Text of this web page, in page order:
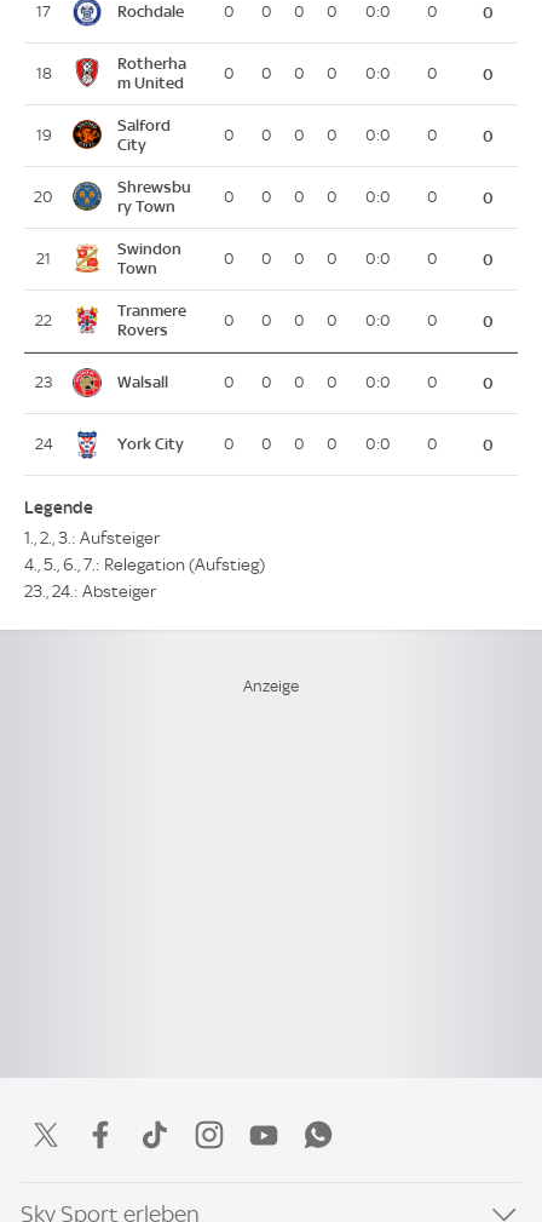
17 Rochdale 0 0 0 0 0:0 0 0
18
Rotherha
m United
0 0 0 0 0:0 0 0
19
Salford
City
0 0 0 0 0:0 0 0
20
Shrewsbu
ry Town
0 0 0 0 0:0 0 0
21
Swindon
Town
0 0 0 0 0:0 0 0
22
Tranmere
Rovers
0 0 0 0 0:0 0 0
23 Walsall 0 0 0 0 0:0 0 0
24 York City 0 0 0 0 0:0 0 0
Legende
1., 2., 3.: Aufsteiger
4., 5., 6., 7.: Relegation (Aufstieg)
23., 24.: Absteiger
Sky Sport erleben